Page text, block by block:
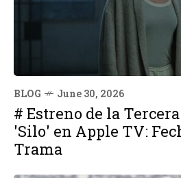
BLOG June 30, 2026
# Estreno de la
'Silo' en Apple TV:
Trama